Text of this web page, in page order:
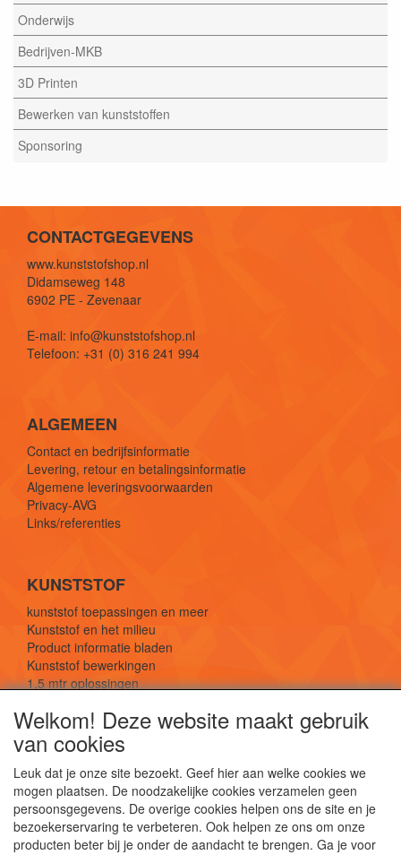
Onderwijs
Bedrijven-MKB
3D Printen
Bewerken van kunststoffen
Sponsoring
CONTACTGEGEVENS
www.kunststofshop.nl
Didamseweg 148
6902 PE - Zevenaar
E-mail: info@kunststofshop.nl
Telefoon: +31 (0) 316 241 994
ALGEMEEN
Contact en bedrijfsinformatie
Levering, retour en betalingsinformatie
Algemene leveringsvoorwaarden
Privacy-AVG
Links/referenties
KUNSTSTOF
kunststof toepassingen en meer
Kunststof en het milieu
Product informatie bladen
Kunststof bewerkingen
1,5 mtr oplossingen
SOCIALE MEDIA
Welkom! Deze website maakt gebruik
van cookies
Leuk dat je onze site bezoekt. Geef hier aan welke cookies we
mogen plaatsen. De noodzakelijke cookies verzamelen geen
persoonsgegevens. De overige cookies helpen ons de site en je
bezoekerservaring te verbeteren. Ook helpen ze ons om onze
producten beter bij je onder de aandacht te brengen. Ga je voor